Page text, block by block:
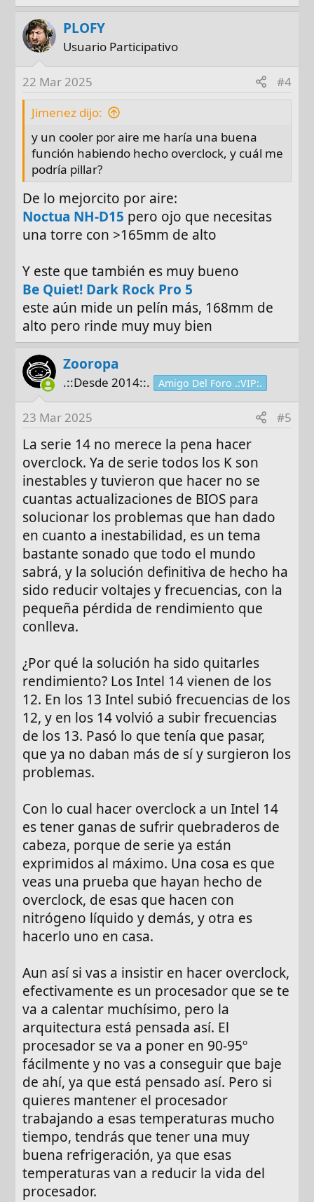
PLOFY
Usuario Participativo
22 Mar 2025
#4
Jimenez dijo:
y un cooler por aire me haría una buena
función habiendo hecho overclock, y cuál me
podría pillar?
De lo mejorcito por aire:
Noctua NH-D15 pero ojo que necesitas
una torre con >165mm de alto
Y este que también es muy bueno
Be Quiet! Dark Rock Pro 5
este aún mide un pelín más, 168mm de
alto pero rinde muy muy bien
Zooropa
.::Desde 2014::. Amigo Del Foro .:VIP:.
23 Mar 2025 #5
La serie 14 no merece la pena hacer
overclock. Ya de serie todos los K son
inestables y tuvieron que hacer no se
cuantas actualizaciones de BIOS para
solucionar los problemas que han dado
en cuanto a inestabilidad, es un tema
bastante sonado que todo el mundo
sabrá, y la solución definitiva de hecho ha
sido reducir voltajes y frecuencias, con la
pequeña pérdida de rendimiento que
conlleva.
¿Por qué la solución ha sido quitarles
rendimiento? Los Intel 14 vienen de los
12. En los 13 Intel subió frecuencias de los
12, y en los 14 volvió a subir frecuencias
de los 13. Pasó lo que tenía que pasar,
que ya no daban más de sí y surgieron los
problemas.
Con lo cual hacer overclock a un Intel 14
es tener ganas de sufrir quebraderos de
cabeza, porque de serie ya están
exprimidos al máximo. Una cosa es que
veas una prueba que hayan hecho de
overclock, de esas que hacen con
nitrógeno líquido y demás, y otra es
hacerlo uno en casa.
Aun así si vas a insistir en hacer overclock,
efectivamente es un procesador que se te
va a calentar muchísimo, pero la
arquitectura está pensada así. El
procesador se va a poner en 90-95º
fácilmente y no vas a conseguir que baje
de ahí, ya que está pensado así. Pero si
quieres mantener el procesador
trabajando a esas temperaturas mucho
tiempo, tendrás que tener una muy
buena refrigeración, ya que esas
temperaturas van a reducir la vida del
procesador.